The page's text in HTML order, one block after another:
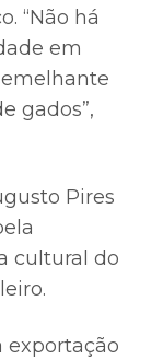
“Não há
em
gados”,
Pires
cultural do
exportação